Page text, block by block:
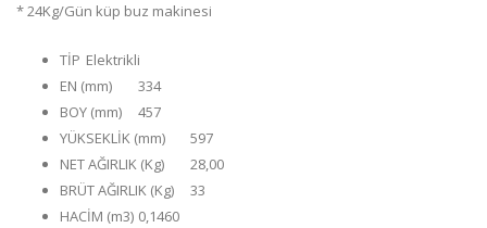
* 24Kg/Gün küp buz makinesi
TİP Elektrikli
EN (mm)
334
BOY (mm)
457
YÜKSEKLİK (mm)
597
NET AĞIRLIK (Kg)
28,00
BRÜT AĞIRLIK (Kg)
33
HACİM (m3) 0,1460